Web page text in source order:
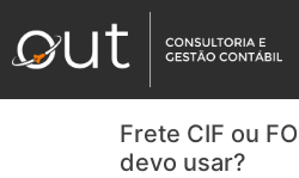
Frete CIF ou
devo usar?